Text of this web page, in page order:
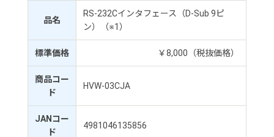
品名
RS-232Cインタフェース（D-Sub 9ピ
ン）（※1）
標準価格 ￥8,000（税抜価格）
商品コー
ド
HVW-03CJA
JANコー
ド
4981046135856